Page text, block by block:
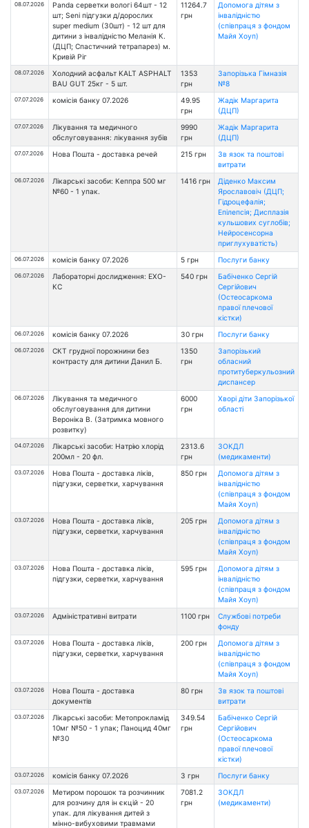
08.07.2026
Panda серветки вологі 64шт - 12
шт; Seni підгузки д/дорослих
super medium (30шт) - 12 шт для
дитини з інвалідністю Меланія К.
(ДЦП; Спастичний тетрапарез) м.
Кривій Ріг
11264.7
грн
Допомога дітям з
інвалідністю
(співпраця з фондом
Майя Хоуп)
08.07.2026
Холодний асфальт KALT ASPHALT
BAU GUT 25кг - 5 шт.
1353
грн
Запорізька Гімназія
№8
07.07.2026 комісія банку 07.2026
49.95
грн
Жадік Маргарита
(ДЦП)
07.07.2026
Лікування та медичного
обслуговування: лікування зубів
9990
грн
Жадік Маргарита
(ДЦП)
07.07.2026 Нова Пошта - доставка речей 215 грн
Зв язок та поштові
витрати
06.07.2026
Лікарські засоби: Кеппра 500 мг
№60 - 1 упак.
1416 грн
Діденко Максим
Ярославовіч (ДЦП;
Гідроцефалія;
Епілепсія; Дисплазія
кульшових суглобів;
Нейросенсорна
приглухуватість)
06.07.2026 комісія банку 07.2026 5 грн Послуги банку
06.07.2026
Лабораторні дослидження: ЕХО-
КС
540 грн
Бабіченко Сергій
Сергійович
(Остеосаркома
правої плечової
кістки)
06.07.2026 комісія банку 07.2026 30 грн Послуги банку
06.07.2026
СКТ грудної порожнини без
контрасту для дитини Данил Б.
1350
грн
Запорізький
обласний
протитуберкульозний
диспансер
06.07.2026
Лікування та медичного
обслуговування для дитини
Вероніка В. (Затримка мовного
розвитку)
6000
грн
Хворі діти Запорізької
області
04.07.2026
Лікарські засоби: Натрію хлорід
200мл - 20 фл.
2313.6
грн
ЗОКДЛ
(медикаменти)
03.07.2026
Нова Пошта - доставка ліків,
підгузки, серветки, харчування
850 грн
Допомога дітям з
інвалідністю
(співпраця з фондом
Майя Хоуп)
03.07.2026
Нова Пошта - доставка ліків,
підгузки, серветки, харчування
205 грн
Допомога дітям з
інвалідністю
(співпраця з фондом
Майя Хоуп)
03.07.2026
Нова Пошта - доставка ліків,
підгузки, серветки, харчування
595 грн
Допомога дітям з
інвалідністю
(співпраця з фондом
Майя Хоуп)
03.07.2026 Адміністративні витрати 1100 грн
Службові потреби
фонду
03.07.2026
Нова Пошта - доставка ліків,
підгузки, серветки, харчування
200 грн
Допомога дітям з
інвалідністю
(співпраця з фондом
Майя Хоуп)
03.07.2026
Нова Пошта - доставка
документів
80 грн
Зв язок та поштові
витрати
03.07.2026
Лікарські засоби: Метопрокламід
10мг №50 - 1 упак; Паноцид 40мг
№30
349.54
грн
Бабіченко Сергій
Сергійович
(Остеосаркома
правої плечової
кістки)
03.07.2026 комісія банку 07.2026 3 грн Послуги банку
03.07.2026
Метиром порошок та розчинник
для розчину для ін єкцій - 20
упак. для лікування дитей з
мінно-вибуховими травмами
7081.2
грн
ЗОКДЛ
(медикаменти)